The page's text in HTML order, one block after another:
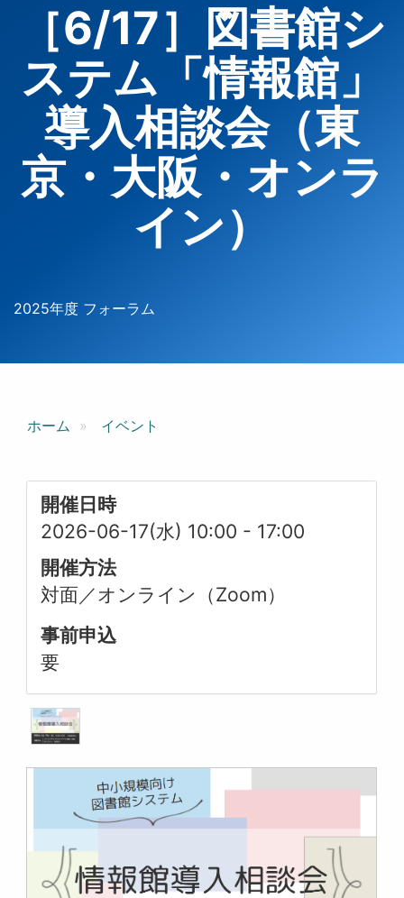
［6/17］図書館シ
ステム「情報館」
導入相談会（東
京・大阪・オンラ
イン）
2025年度 フォーラム
ホーム イベント
開催日時
2026-06-17(水) 10:00 - 17:00
開催方法
対面／オンライン（Zoom）
事前申込
要